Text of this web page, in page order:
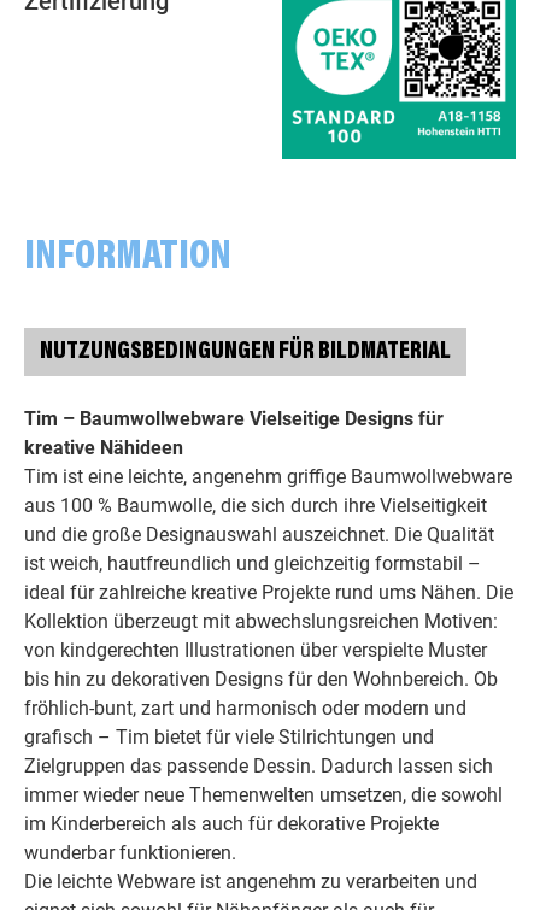
INFORMATION
NUTZUNGSBEDINGUNGEN FÜR BILDMATERIAL
Tim – Baumwollwebware Vielseitige Designs für
kreative Nähideen
Tim ist eine leichte, angenehm griffige Baumwollwebware
aus 100 % Baumwolle, die sich durch ihre Vielseitigkeit
und die große Designauswahl auszeichnet. Die Qualität
ist weich, hautfreundlich und gleichzeitig formstabil –
ideal für zahlreiche kreative Projekte rund ums Nähen. Die
Kollektion überzeugt mit abwechslungsreichen Motiven:
von kindgerechten Illustrationen über verspielte Muster
bis hin zu dekorativen Designs für den Wohnbereich. Ob
fröhlich-bunt, zart und harmonisch oder modern und
grafisch – Tim bietet für viele Stilrichtungen und
Zielgruppen das passende Dessin. Dadurch lassen sich
immer wieder neue Themenwelten umsetzen, die sowohl
im Kinderbereich als auch für dekorative Projekte
wunderbar funktionieren.
Die leichte Webware ist angenehm zu verarbeiten und